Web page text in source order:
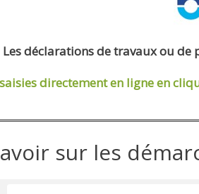
Les déclarations de travaux ou
saisies directement en ligneen
sur les